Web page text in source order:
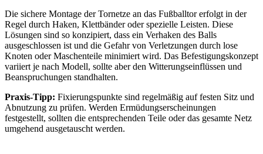
Die sichere Montage der Tornetze an das Fußballtor erfolgt in der
Regel durch Haken, Klettbänder oder spezielle Leisten. Diese
Lösungen sind so konzipiert, dass ein Verhaken des Balls
ausgeschlossen ist und die Gefahr von Verletzungen durch lose
Knoten oder Maschenteile minimiert wird. Das Befestigungskonzept
variiert je nach Modell, sollte aber den Witterungseinflüssen und
Beanspruchungen standhalten.
Praxis-Tipp: Fixierungspunkte sind regelmäßig auf festen Sitz und
Abnutzung zu prüfen. Werden Ermüdungserscheinungen
festgestellt, sollten die entsprechenden Teile oder das gesamte Netz
umgehend ausgetauscht werden.